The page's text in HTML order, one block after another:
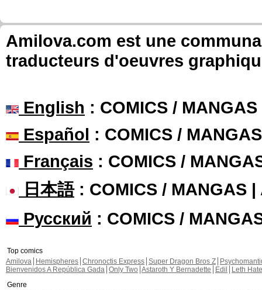
Amilova.com est une
traducteurs d'oeuvres
English : COMICS /
Español : COMICS /
Français : COMICS /
日本語: COMICS / MANGAS |
Русский : COMICS /
Top comics
Amilova
Hemispheres Chronoctis Express Super Dragon Bros Z
Bienvenidos A República Gada Only Two Astaroth Y Bernadette Edil
Leth Hate
Genre